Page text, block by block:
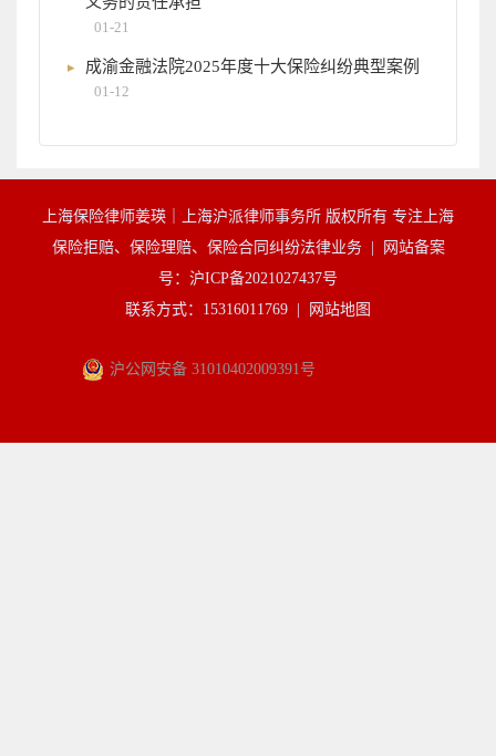
01-21
成渝金融法院2025年度十大保险纠纷典型案例
01-12
上海保险律师姜瑛｜上海沪派律师事务所 版权所有 专注上海
保险拒赔、保险理赔、保险合同纠纷法律业务 |
网站备案
号：沪ICP备2021027437号
联系方式：15316011769 |
网站地图
沪公网安备 31010402009391号